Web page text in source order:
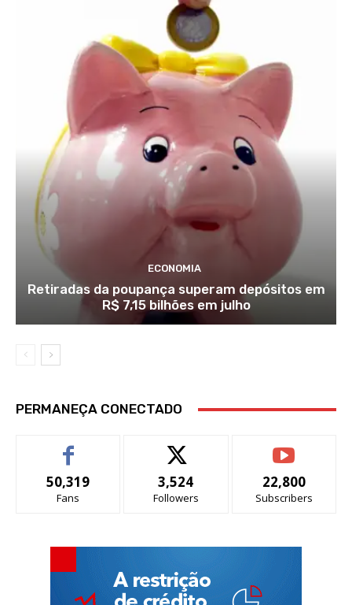
ECONOMIA
Retiradas da poupança superam depósitos em
R$ 7,15 bilhões em julho
PERMANEÇA CONECTADO
50,319
Fans
3,524
Followers
22,800
Subscribers